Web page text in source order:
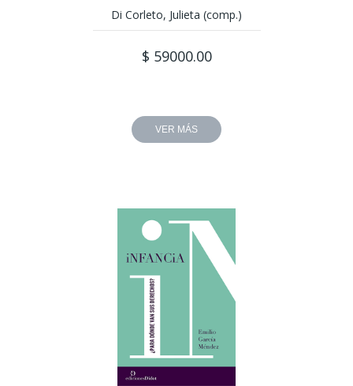
Di Corleto, Julieta (comp.)
$ 59000.00
VER MÁS